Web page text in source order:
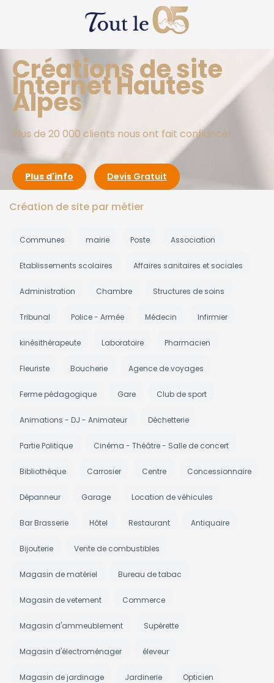
Créations de site
Internet Hautes
Alpes
Plus de 20 000 clients nous ont fait confiance!
Plus d'info Devis Gratuit
Création de site par métier
Communes mairie Poste Association
Etablissements scolaires Affaires sanitaires et sociales
Administration Chambre Structures de soins
Tribunal Police - Armée Médecin Infirmier
kinésithérapeute Laboratoire Pharmacien
Fleuriste Boucherie Agence de voyages
Ferme pédagogique Gare Club de sport
Animations - DJ - Animateur Déchetterie
Partie Politique Cinéma - Théâtre - Salle de concert
Bibliothèque Carrosier Centre Concessionnaire
Dépanneur Garage Location de véhicules
Bar Brasserie Hôtel Restaurant Antiquaire
Bijouterie Vente de combustibles
Magasin de matériel Bureau de tabac
Magasin de vetement Commerce
Magasin d'ammeublement Supérette
Magasin d'électroménager éleveur
Magasin de jardinage Jardinerie Opticien